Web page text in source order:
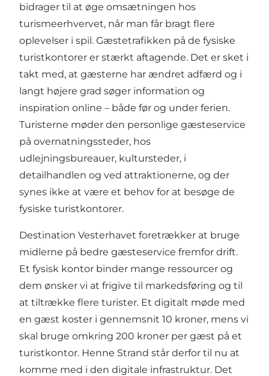
bidrager til at øge omsætningen hos
turismeerhvervet, når man får bragt flere
oplevelser i spil. Gæstetrafikken på de fysiske
turistkontorer er stærkt aftagende. Det er sket i
takt med, at gæsterne har ændret adfærd og i
langt højere grad søger information og
inspiration online – både før og under ferien.
Turisterne møder den personlige gæsteservice
på overnatningssteder, hos
udlejningsbureauer, kultursteder, i
detailhandlen og ved attraktionerne, og der
synes ikke at være et behov for at besøge de
fysiske turistkontorer.
Destination Vesterhavet foretrækker at bruge
midlerne på bedre gæsteservice fremfor drift.
Et fysisk kontor binder mange ressourcer og
dem ønsker vi at frigive til markedsføring og til
at tiltrække flere turister. Et digitalt møde med
en gæst koster i gennemsnit 10 kroner, mens vi
skal bruge omkring 200 kroner per gæst på et
turistkontor. Henne Strand står derfor til nu at
komme med i den digitale infrastruktur. Det